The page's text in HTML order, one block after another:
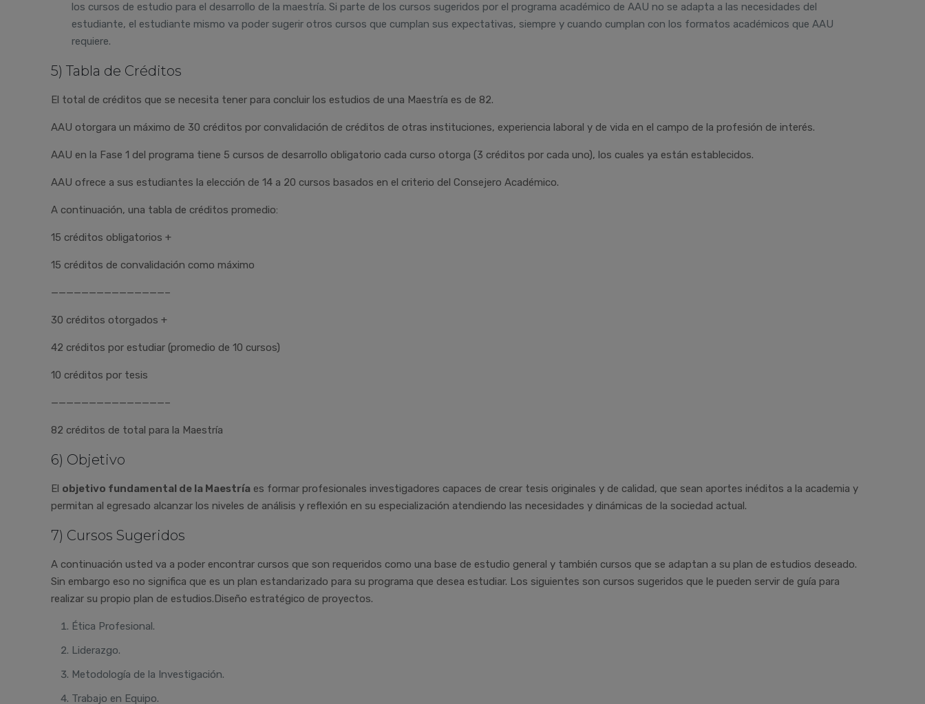
los cursos de estudio para el desarrollo de la maestría. Si parte de los cursos sugeridos por el programa académico de AAU no se adapta a las necesidades del
estudiante, el estudiante mismo va poder sugerir otros cursos que cumplan sus expectativas, siempre y cuando cumplan con los formatos académicos que AAU
requiere.
5) Tabla de Créditos
El total de créditos que se necesita tener para concluir los estudios de una Maestría es de 82.
AAU otorgara un máximo de 30 créditos por convalidación de créditos de otras instituciones, experiencia laboral y de vida en el campo de la profesión de interés.
AAU en la Fase 1 del programa tiene 5 cursos de desarrollo obligatorio cada curso otorga (3 créditos por cada uno), los cuales ya están establecidos.
AAU ofrece a sus estudiantes la elección de 14 a 20 cursos basados en el criterio del Consejero Académico.
A continuación, una tabla de créditos promedio:
15 créditos obligatorios +
15 créditos de convalidación como máximo
———————————————–
30 créditos otorgados +
42 créditos por estudiar (promedio de 10 cursos)
10 créditos por tesis
———————————————–
82 créditos de total para la Maestría
6) Objetivo
El objetivo fundamental de la Maestría es formar profesionales investigadores capaces de crear tesis originales y de calidad, que sean aportes inéditos a la academia y
permitan al egresado alcanzar los niveles de análisis y reflexión en su especialización atendiendo las necesidades y dinámicas de la sociedad actual.
7) Cursos Sugeridos
A continuación usted va a poder encontrar cursos que son requeridos como una base de estudio general y también cursos que se adaptan a su plan de estudios deseado.
Sin embargo eso no significa que es un plan estandarizado para su programa que desea estudiar. Los siguientes son cursos sugeridos que le pueden servir de guía para
realizar su propio plan de estudios.Diseño estratégico de proyectos.
Ética Profesional.
Liderazgo.
Metodología de la Investigación.
Trabajo en Equipo.